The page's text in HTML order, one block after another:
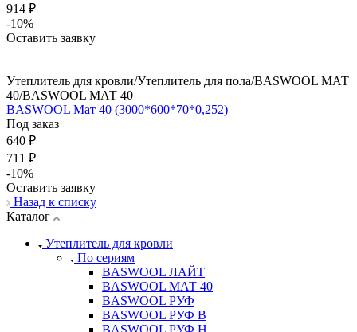
914 ₽
-10%
Оставить заявку
Утеплитель для кровли/Утеплитель для пола/BASWOOL МАТ
40/BASWOOL МАТ 40
BASWOOL Мат 40 (3000*600*70*0,252)
Под заказ
640 ₽
711 ₽
-10%
Оставить заявку
Назад к списку
Каталог
Утеплитель для кровли
По сериям
BASWOOL ЛАЙТ
BASWOOL МАТ 40
BASWOOL РУФ
BASWOOL РУФ В
BASWOOL РУФ Н